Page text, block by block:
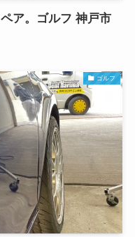
ア。ゴルフ 神戸市
ゴルフ